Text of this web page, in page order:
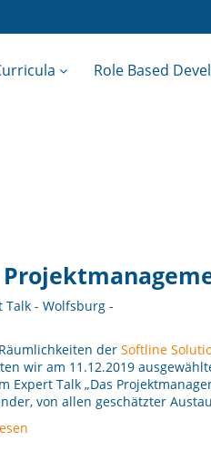
Role Based
Talk - Wolfsburg -
der Softline
wir am 11.12.2019
Expert Talk „Das
von allen geschätzter